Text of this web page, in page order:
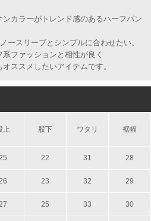
カラーがトレンド感のあるハーフパン
ースリーブとシンプルに合わせたい。
ファッションと相性が良く
ススメしたいアイテムです。
上 股下 ワタリ 裾幅
22 31 28
23 32 29
25 33 30